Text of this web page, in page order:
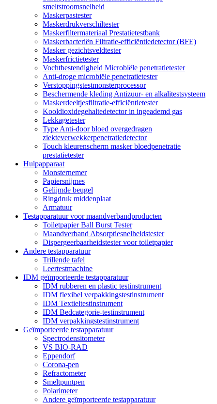
smeltstroomsnelheid
Maskerpastester
Maskerdrukverschiltester
Maskerfiltermateriaal Prestatietestbank
Maskerbacteriën Filtratie-efficiëntiedetector (BFE)
Masker gezichtsveldtester
Maskerfrictietester
Vochtbestendigheid Microbiële penetratietester
Anti-droge microbiële penetratietester
Verstoppingstestmonsterprocessor
Beschermende kleding Antizuur- en alkalitestsysteem
Maskerdeeltjesfiltratie-efficiëntietester
Kooldioxidegehaltedetector in ingeademd gas
Lekkagetester
Type Anti-door bloed overgedragen
ziekteverwekkerpenetratiedetector
Touch kleurenscherm masker bloedpenetratie
prestatietester
Hulpapparaat
Monsternemer
Papiersnijmes
Gelijmde beugel
Ringdruk middenplaat
Armatuur
Testapparatuur voor maandverbandproducten
Toiletpapier Ball Burst Tester
Maandverband Absorptiesnelheidstester
Dispergeerbaarheidstester voor toiletpapier
Andere testapparatuur
Trillende tafel
Leertestmachine
IDM geïmporteerde testapparatuur
IDM rubberen en plastic testinstrument
IDM flexibel verpakkingstestinstrument
IDM Textieltestinstrument
IDM Bedcategorie-testinstrument
IDM verpakkingstestinstrument
Geïmporteerde testapparatuur
Spectrodensitometer
VS BIO-RAD
Eppendorf
Corona-pen
Refractometer
Smeltpuntpen
Polarimeter
Andere geïmporteerde testapparatuur